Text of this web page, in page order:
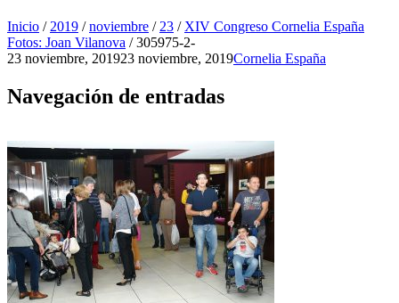
Inicio / 2019 / noviembre / 23 / XIV Congreso Cornelia España
Fotos: Joan Vilanova / 305975-2-
23 noviembre, 201923 noviembre, 2019Cornelia España
Navegación de entradas